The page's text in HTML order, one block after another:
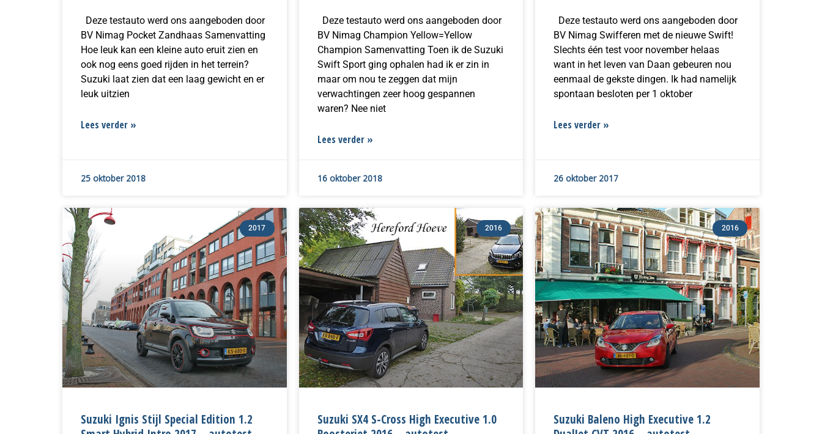
Deze testauto werd ons aangeboden door
BV Nimag Pocket Zandhaas Samenvatting
Hoe leuk kan een kleine auto eruit zien en
ook nog eens goed rijden in het terrein?
Suzuki laat zien dat een laag gewicht en er
leuk uitzien
Lees verder »
25 oktober 2018
Deze testauto werd ons aangeboden door
BV Nimag Champion Yellow=Yellow
Champion Samenvatting Toen ik de Suzuki
Swift Sport ging ophalen had ik er zin in
maar om nou te zeggen dat mijn
verwachtingen zeer hoog gespannen
waren? Nee niet
Lees verder »
16 oktober 2018
Deze testauto werd ons aangeboden door
BV Nimag Swifferen met de nieuwe Swift!
Slechts één test voor november helaas
want in het leven van Daan gebeuren nou
eenmaal de gekste dingen. Ik had namelijk
spontaan besloten per 1 oktober
Lees verder »
26 oktober 2017
2017
Suzuki Ignis Stijl Special Edition 1.2
2016
Suzuki SX4 S-Cross High Executive 1.0
2016
Suzuki Baleno High Executive 1.2